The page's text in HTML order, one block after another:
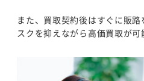
また、買取契約後はすぐに販
スクを抑えながら高価買取が可